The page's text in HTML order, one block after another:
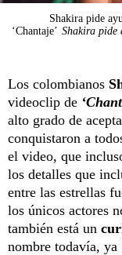
Shakira pide
‘Chantaje’ Shakira pide
Los colombianos
videoclip de
alto grado de
conquistaron a
el video, que
los detalles que
entre las estrellas
los únicos actores
también está un
nombre todavía, ya